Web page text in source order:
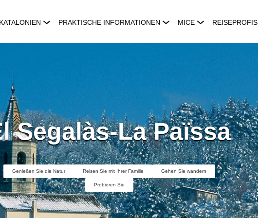
PRAKTISCHE INFORMATIONEN MICE REISEPROFIS
Segalàs-La Païssa
Genießen Sie die Natur Reisen Sie mit Ihrer Familie Gehen Sie wandern
Probieren Sie